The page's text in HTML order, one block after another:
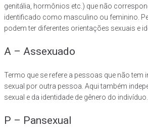
genitália, hormônios etc.) que não
identificado como masculino ou feminino.
podem ter diferentes orientações sexuais e
A – Assexuado
Termo que se refere a pessoas que não tem
sexual por outra pessoa. Aqui também
sexual e da identidade de gênero do indivíduo.
P – Pansexual